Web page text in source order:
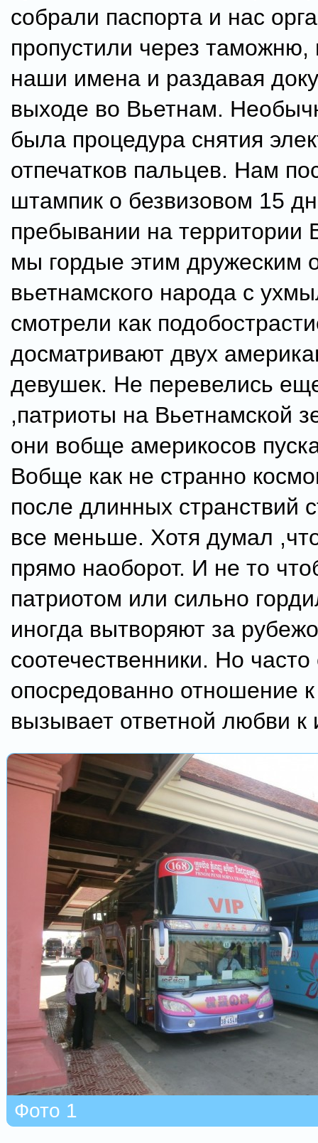
собрали паспорта и нас
пропустили через таможню,
наши имена и раздавая
выходе во Вьетнам.
была процедура снятия
отпечатков пальцев. Нам
штампик о безвизовом 15
пребывании на территории
мы гордые этим дружеским
вьетнамского народа с
смотрели как
досматривают двух
девушек. Не перевелись
,патриоты на Вьетнамской
они вобще америкосов
Вобще как не странно
после длинных странствий
все меньше. Хотя думал
прямо наоборот. И не то
патриотом или сильно
иногда вытворяют за
соотечественники. Но
опосредованно отношение
вызывает ответной любви
Фото 1